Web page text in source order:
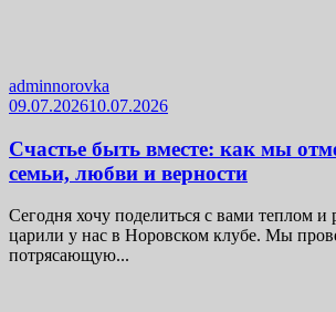
adminnorovka
09.07.202610.07.2026
Счастье быть вместе: как мы
семьи, любви и верности
Сегодня хочу поделиться с вами теплом и
царили у нас в Норовском клубе. Мы
потрясающую...